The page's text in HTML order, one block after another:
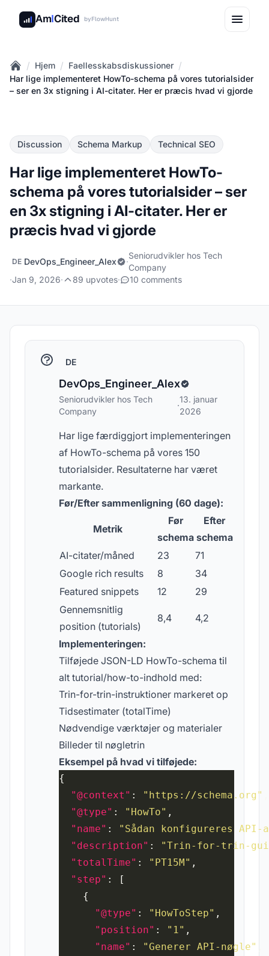
AmICited byFlowHunt
Home
/ Hjem / Faellesskabsdiskussioner /
Har lige implementeret HowTo-schema på vores tutorialsider
– ser en 3x stigning i AI-citater. Her er præcis hvad vi gjorde
Discussion Schema Markup Technical SEO
Har lige implementeret HowTo-
schema på vores tutorialsider – ser
en 3x stigning i AI-citater. Her er
præcis hvad vi gjorde
DE DevOps_Engineer_Alex ·
Seniorudvikler hos Tech
Company
·Jan 9, 2026· 89 upvotes· 10 comments
DE
DevOps_Engineer_Alex
Seniorudvikler hos Tech
Company
·
13. januar
2026
Har lige færdiggjort implementeringen
af HowTo-schema på vores 150
tutorialsider. Resultaterne har været
markante.
Før/Efter sammenligning (60 dage):
Metrik
Før
schema
Efter
schema
AI-citater/måned
23
71
Google rich results
8
34
Featured snippets
12
29
Gennemsnitlig
position (tutorials)
8,4 4,2
Implementeringen:
Tilføjede JSON-LD HowTo-schema til
alt tutorial/how-to-indhold med:
Trin-for-trin-instruktioner markeret op
Tidsestimater (totalTime)
Nødvendige værktøjer og materialer
Billeder til nøgletrin
Eksempel på hvad vi tilføjede:
"@context" :
"https://schema.org"
"@type" : "HowTo"
"name" :
"Sådan konfigureres
"description" :
"Trin-for-trin-
"totalTime" : "PT15M"
"step"
"@type" : "HowToStep"
"position" : "1"
"name" : "Generer API-nøgle"